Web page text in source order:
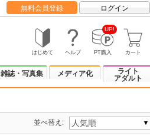
無料会員登録 ログイン
はじめて ヘルプ
UP!
PT購入 カート
雑誌・写真集 メディア化
ライト
アダルト
並べ替え: